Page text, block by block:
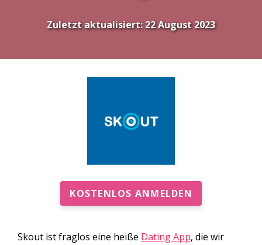
Zuletzt aktualisiert:22 August 2023
KOSTENLOS ANMELDEN
Skout ist fraglos eine heiße Dating App, die wir